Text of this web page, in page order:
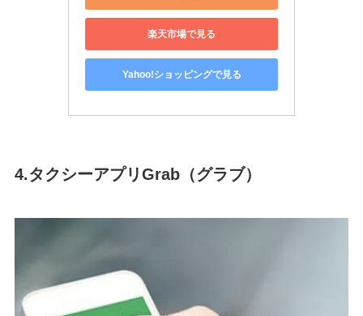
楽天市場で見る
Yahoo!ショッピングで見る
4.タクシーアプリGrab（グラブ）